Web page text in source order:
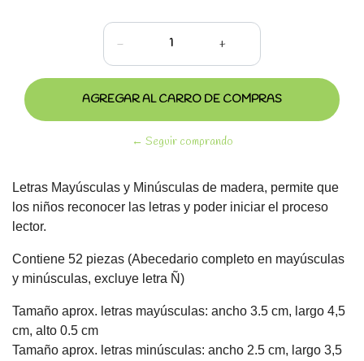
- +
← Seguir comprando
Letras Mayúsculas y Minúsculas de madera, permite que
los niños reconocer las letras y poder iniciar el proceso
lector.
Contiene 52 piezas (Abecedario completo en mayúsculas
y minúsculas, excluye letra Ñ)
Tamaño aprox. letras mayúsculas: ancho 3.5 cm, largo 4,5
cm, alto 0.5 cm
Tamaño aprox. letras minúsculas: ancho 2.5 cm, largo 3,5